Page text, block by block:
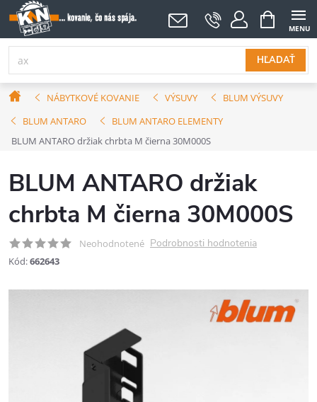
Prejsť
na
obsah
HĽADAŤ
NÁKUPNÝ
KOŠÍK
DomovNÁBYTKOVÉ KOVANIE VÝSUVY
BLUM VÝSUVY
BLUM ANTARO
BLUM ANTARO ELEMENTY
BLUM ANTARO držiak chrbta M čierna 30M000S
BLUM ANTARO držiak
chrbta M čierna 30M000S
Neohodnotené Podrobnosti hodnotenia
Kód:662643